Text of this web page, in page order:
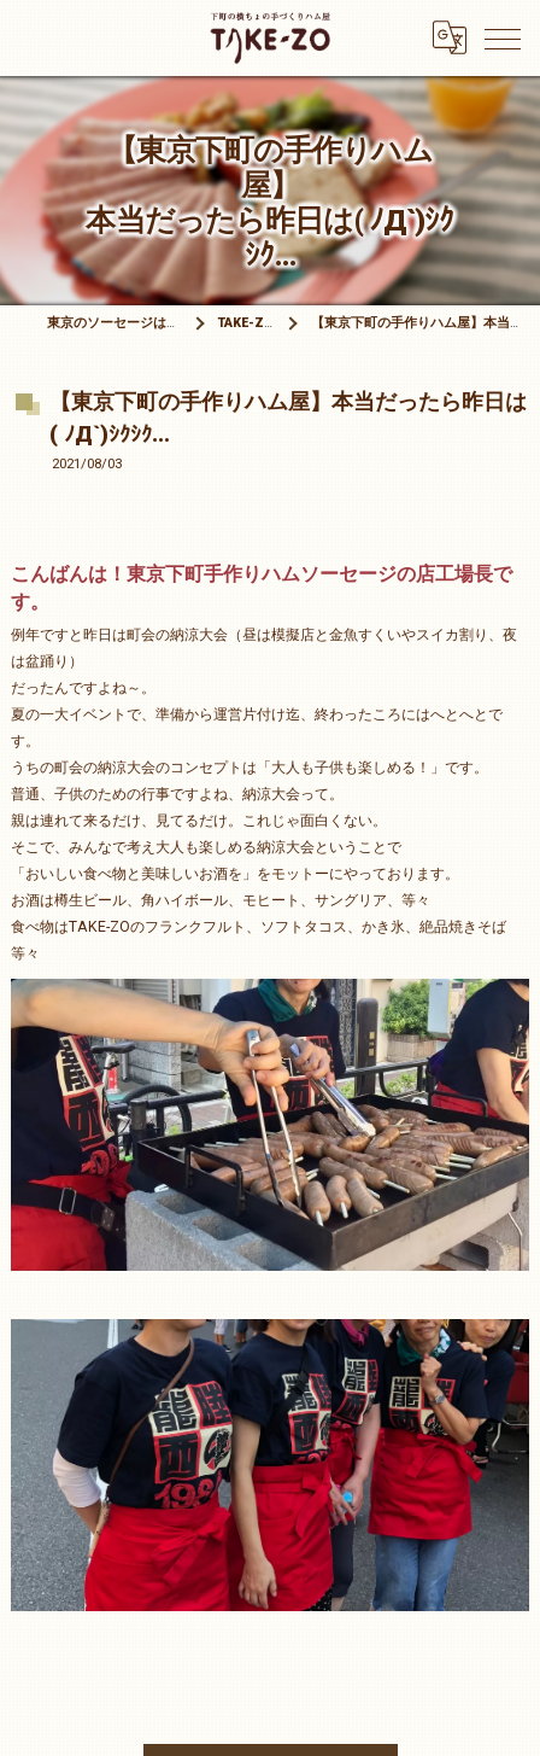
【東京下町の手作りハム
屋】
本当だったら昨日は( ﾉД`)ｼｸ
ｼｸ…
東京のソーセージは有限会社竹三商店 TAKE-ZOブログ 【東京下町の手作りハム屋】本当だったら昨日は( ﾉД`)ｼｸｼｸ…
【東京下町の手作りハム屋】本当だったら昨日は
( ﾉД`)ｼｸｼｸ…
2021/08/03
こんばんは！東京下町手作りハムソーセージの店工場長で
す。
例年ですと昨日は町会の納涼大会（昼は模擬店と金魚すくいやスイカ割り、夜
は盆踊り）
だったんですよね～。
夏の一大イベントで、準備から運営片付け迄、終わったころにはへとへとで
す。
うちの町会の納涼大会のコンセプトは「大人も子供も楽しめる！」です。
普通、子供のための行事ですよね、納涼大会って。
親は連れて来るだけ、見てるだけ。これじゃ面白くない。
そこで、みんなで考え大人も楽しめる納涼大会ということで
「おいしい食べ物と美味しいお酒を」をモットーにやっております。
お酒は樽生ビール、角ハイボール、モヒート、サングリア、等々
食べ物はTAKE-ZOのフランクフルト、ソフトタコス、かき氷、絶品焼きそば
等々